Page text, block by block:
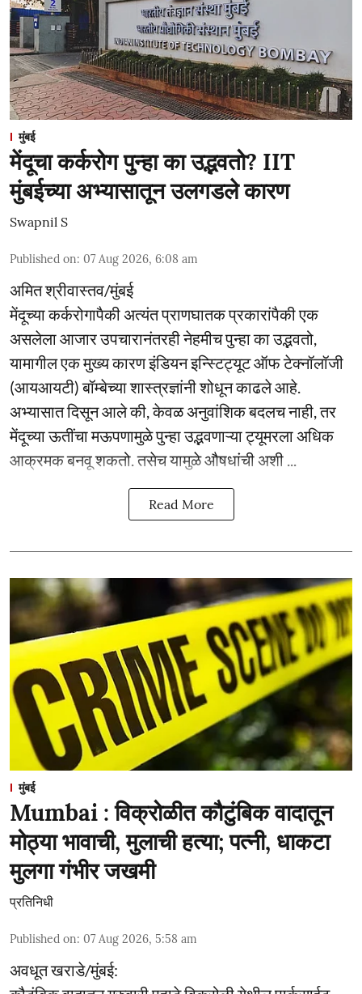
मुंबई
मेंदूचा कर्करोग पुन्हा का उद्भवतो? IIT
मुंबईच्या अभ्यासातून उलगडले कारण
Swapnil S
Published on: 07 Aug 2026, 6:08 am
अमित श्रीवास्तव/मुंबई
मेंदूच्या कर्करोगापैकी अत्यंत प्राणघातक प्रकारांपैकी एक
असलेला आजार उपचारानंतरही नेहमीच पुन्हा का उद्भवतो,
यामागील एक मुख्य कारण इंडियन इन्स्टिट्यूट ऑफ टेक्नॉलॉजी
(आयआयटी) बॉम्बेच्या शास्त्रज्ञांनी शोधून काढले आहे.
अभ्यासात दिसून आले की, केवळ अनुवांशिक बदलच नाही, तर
मेंदूच्या ऊतींचा मऊपणामुळे पुन्हा उद्भवणाऱ्या ट्यूमरला अधिक
आक्रमक बनवू शकतो. तसेच यामुळे औषधांची अशी ...
Read More
मुंबई
Mumbai : विक्रोळीत कौटुंबिक वादातून
मोठ्या भावाची, मुलाची हत्या; पत्नी, धाकटा
मुलगा गंभीर जखमी
प्रतिनिधी
Published on: 07 Aug 2026, 5:58 am
अवधूत खराडे/मुंबई: